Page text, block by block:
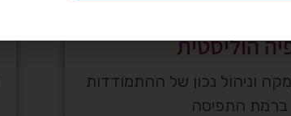
הוליסטית
וניהול נכון של ההתמודדות
ברמת התפיסה